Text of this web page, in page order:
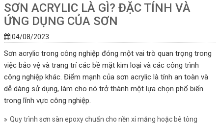
SƠN ACRYLIC LÀ GÌ? ĐẶC TÍNH VÀ
ỨNG DỤNG CỦA SƠN
04/08/2023
Sơn acrylic trong công nghiệp đóng một vai trò quan trọng trong
việc bảo vệ và trang trí các bề mặt kim loại và các công trình
công nghiệp khác. Điểm mạnh của sơn acrylic là tính an toàn và
dễ dàng sử dụng, làm cho nó trở thành một lựa chọn phổ biến
trong lĩnh vực công nghiệp.
Quy trình sơn sàn epoxy chuẩn cho nền xi măng hoặc bê tông